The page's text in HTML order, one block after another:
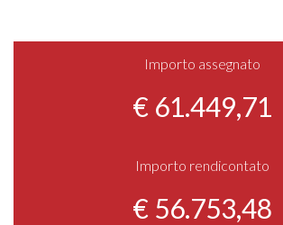
Importo assegnato
€ 61.449,71
Importo rendicontato
€ 56.753,48